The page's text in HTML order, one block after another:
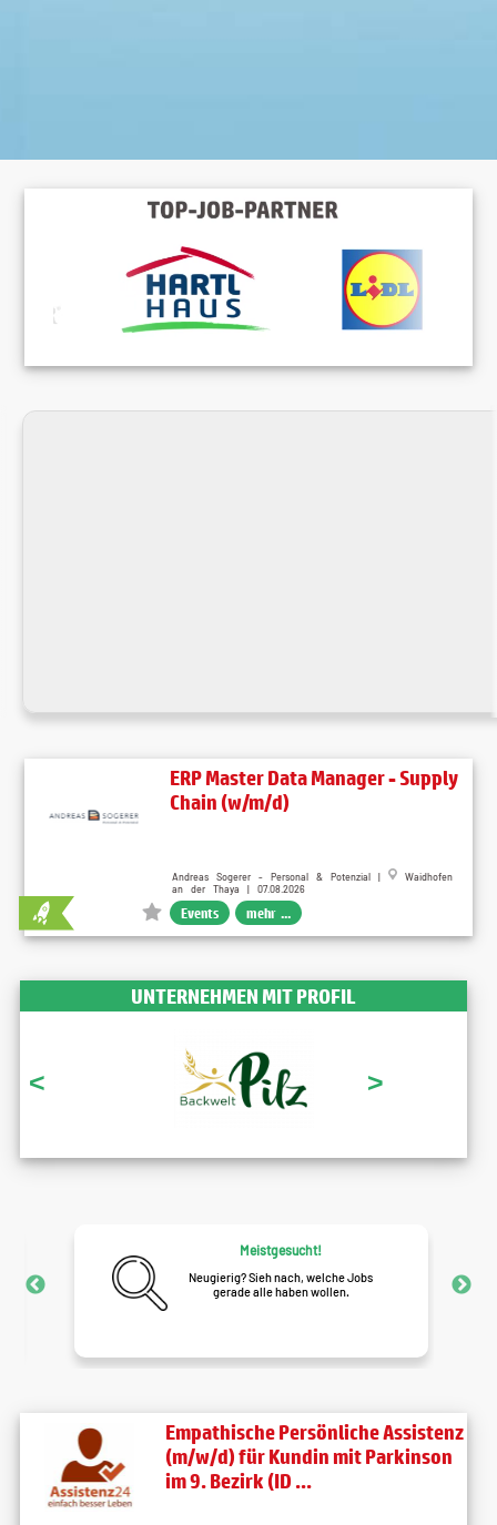
ERP Master Data Manager - Supply
Chain (w/m/d)
Andreas Sogerer - Personal & Potenzial |
Waidhofen
an der Thaya | 07.08.2026
Events mehr ...
UNTERNEHMEN MIT PROFIL
< >
Meistgesucht!
Neugierig? Sieh nach, welche Jobs
gerade alle haben wollen.
Empathische Persönliche Assistenz
(m/w/d) für Kundin mit Parkinson
im 9. Bezirk (ID ...